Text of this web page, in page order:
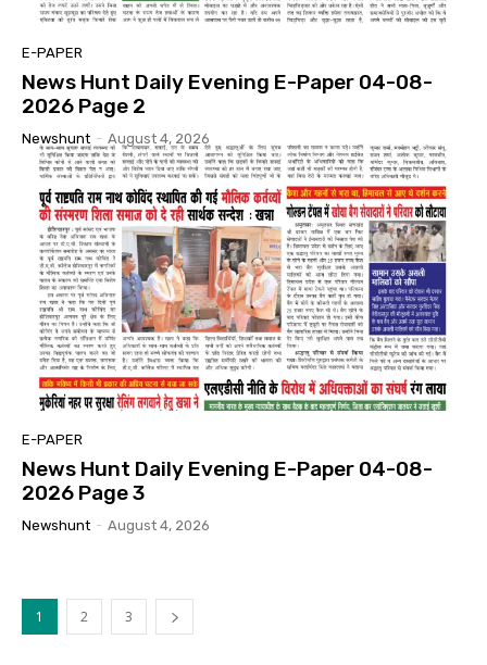
E-PAPER
News Hunt Daily Evening E-Paper 04-08-
2026 Page 2
Newshunt - August 4, 2026
E-PAPER
News Hunt Daily Evening E-Paper 04-08-
2026 Page 3
Newshunt - August 4, 2026
1 2 3